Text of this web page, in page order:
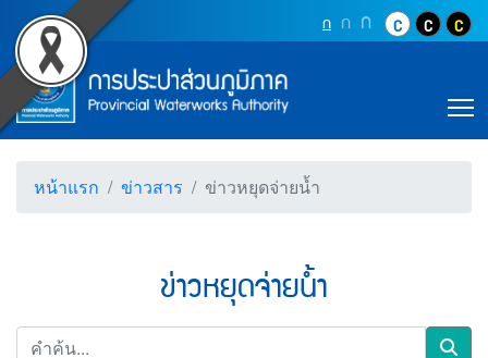
ข่าวหยุดจ่ายน้ำ (การประ
ข้ามไปยังเนื้อหา (Skip to content)
ข้ามไปยังเมนู (Skip to menu)
หน้าค้นหาข้อมูลในเว็บไซต์ (Search)
หน้าแผนผังเว็บไซต์ (Sitemap)
ตัวช่วยเหลือการเข้าถึงเว็บไซต์
หน้าหลักหรือโฮมเพจ
หน้าคำถามยอดฮิต
Top Menu กปุ่มปรับตัวอักษรให้เป็นขนา
กปุ่มเพิ่มขนาดตัวอักษร
ก ปุ่มเพิ่มขนาดตั
ปุ่มปรับสีตัวอัก
ปุ่มปรับสี
ปุ่ม
Main Menu
ตราสัญลักษณ์ และค่านิยม การประปาส่ว
หน้าแรก ข่าวสาร ข่าวหยุดจ่ายน้ำ
ข่าวหยุดจ่ายน้ำ
คำค้น